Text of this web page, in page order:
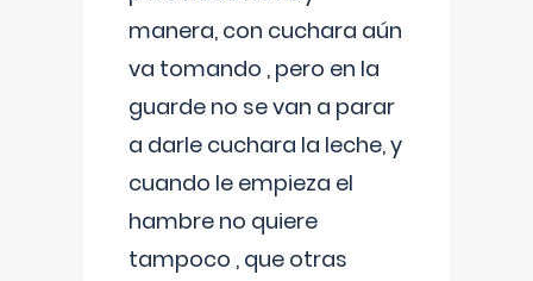
manera, con cuchara aún
va tomando , pero en la
guarde no se van a parar
a darle cuchara la leche, y
cuando le empieza el
hambre no quiere
tampoco , que otras